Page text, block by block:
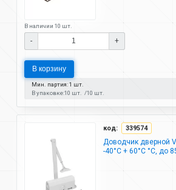
В наличии 10 шт.
- +
В корзину
Мин. партия: 1 шт.
В упаковке:10 шт. 10 шт.
код: 339574
Доводчик дверной
-40°C + 60°C °C, до